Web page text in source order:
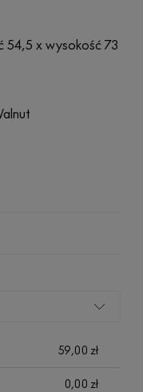
54,5 x wysokość 73
59,00 zł
0,00 zł